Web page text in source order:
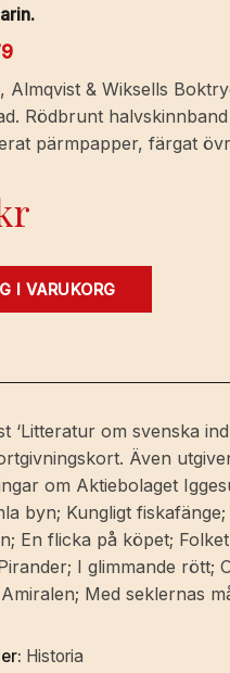
Almqvist & Wiksells
Rödbrunt
pärmpapper, färgat
I VARUKORG
‘Litteratur om svenska
Även
om Aktiebolaget
byn; Kungligt
En flicka på köpet;
I glimmande rött;
Med seklernas
Historia